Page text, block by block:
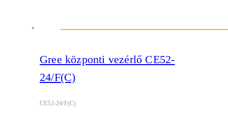
Gree központi vezérlő CE52-
24/F(C)
CE52-24/F(C)